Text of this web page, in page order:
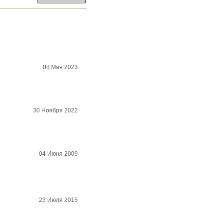
08 Мая 2023
30 Ноября 2022
04 Июня 2009
23 Июля 2015